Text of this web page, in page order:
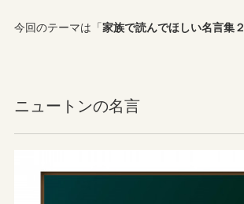
今回のテーマは「家族で読んでほしい名言集２
ニュートンの名言